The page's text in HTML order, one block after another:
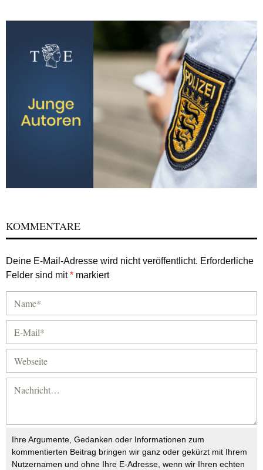
KOMMENTARE
Deine E-Mail-Adresse wird nicht veröffentlicht. Erforderliche
Felder sind mit* markiert
Ihre Argumente, Gedanken oder Informationen zum
kommentierten Beitrag bringen wir ganz oder gekürzt mit Ihrem
Nutzernamen und ohne Ihre E-Adresse, wenn wir Ihren echten